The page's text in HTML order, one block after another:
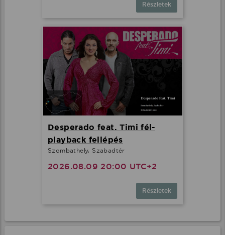
Részletek
Desperado feat. Timi fél-
playback fellépés
Szombathely, Szabadtér
2026.08.09 20:00 UTC+2
Részletek